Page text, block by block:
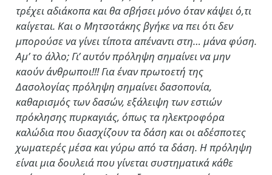
τρέχει αδιάκοπα και θα σβήσει μόνο όταν κάψει ό,τι
καίγεται. Και ο Μητσοτάκης βγήκε να πει ότι δεν
μπορούσε να γίνει τίποτα απέναντι στη… μάνα φύση.
Αμ’ το άλλο; Γι’ αυτόν πρόληψη σημαίνει να μην
καούν άνθρωποι!!! Για έναν πρωτοετή της
Δασολογίας πρόληψη σημαίνει δασοπονία,
καθαρισμός των δασών, εξάλειψη των εστιών
πρόκλησης πυρκαγιάς, όπως τα ηλεκτροφόρα
καλώδια που διασχίζουν τα δάση και οι αδέσποτες
χωματερές μέσα και γύρω από τα δάση. Η πρόληψη
είναι μια δουλειά που γίνεται συστηματικά κάθε